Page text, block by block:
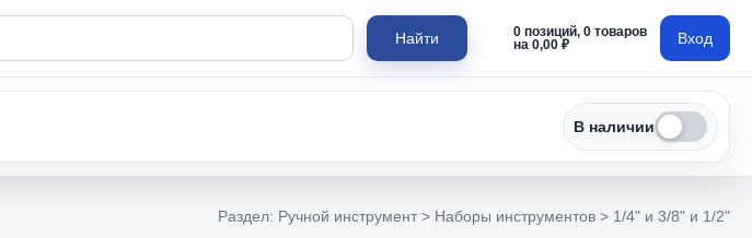
Найти
0 позиций, 0 товаров
на 0,00 ₽
Вход
В наличии
Раздел: Ручной инструмент > Наборы инструментов > 1/4" и 3/8" и 1/2"